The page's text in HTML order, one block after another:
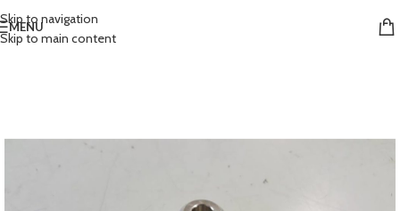
Skip to navigation
Skip to main content
MENU